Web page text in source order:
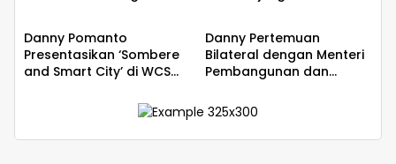
Danny Pomanto
Presentasikan ‘Sombere
and Smart City’ di WCS
Perwakilan Wali Kota se-
Danny Pertemuan
Bilateral dengan Menteri
Pembangunan dan
Singapura